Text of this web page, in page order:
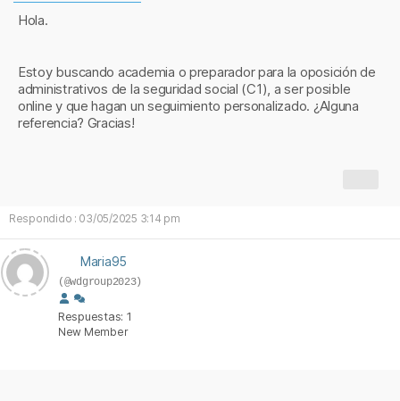
Hola.
Estoy buscando academia o preparador para la oposición de
administrativos de la seguridad social (C1), a ser posible
online y que hagan un seguimiento personalizado. ¿Alguna
referencia? Gracias!
Respondido : 03/05/2025 3:14 pm
Maria95
(@wdgroup2023)
Respuestas: 1
New Member